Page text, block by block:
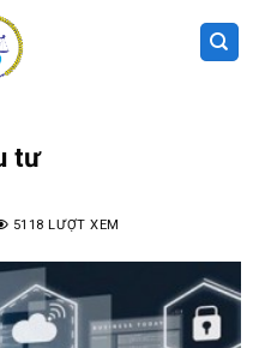
tư
5118 LƯỢT XEM